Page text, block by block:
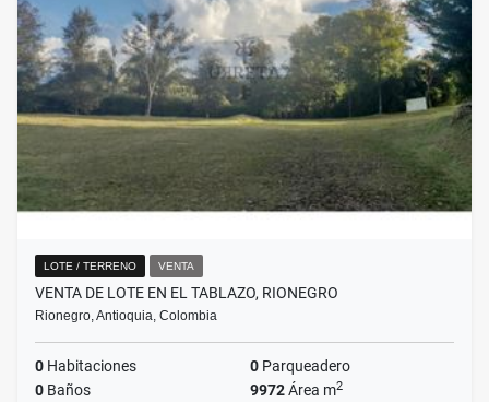
LOTE / TERRENO VENTA
VENTA DE LOTE EN EL TABLAZO, RIONEGRO
Rionegro, Antioquia, Colombia
0 Habitaciones 0 Parqueadero
0 Baños 9972Área m2